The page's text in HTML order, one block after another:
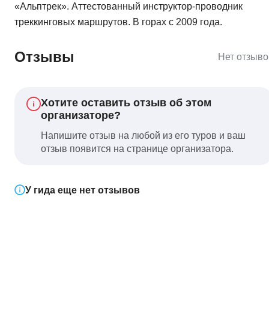
«Альптрек». Аттестованный инструктор-проводник
треккинговых маршрутов. В горах с 2009 года.
Отзывы Нет
Хотите оставить отзыв об этом
организаторе?
Напишите отзыв на любой из его туров и ваш
отзыв появится на странице организатора.
У гида еще нет отзывов